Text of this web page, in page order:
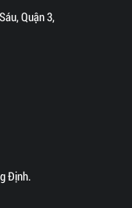
Quận 3,
Định.